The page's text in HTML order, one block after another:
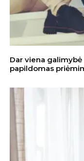
Dar viena
papildomas